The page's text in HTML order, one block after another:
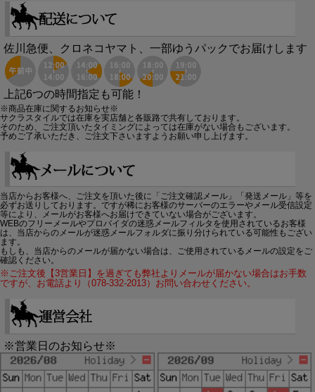
佐川急便、クロネコヤマト、一部ゆうパックでお届けします
上記6つの時間指定も可能！
※商品在庫に関するお知らせ※
サクラスタイルでは在庫を実店舗と各販路で共有しております。
そのため、ご注文頂いたタイミングによっては在庫がない場合もございます。
予めご了承いただき、ご注文下さいますようお願い申し上げます。
当店からお客様へ、ご注文を頂いた後に「ご注文確認メール」「発送メール」等を
必ずお送りしております。ですが稀にお客様のサーバーのエラーやメール受信設定
等により、メールがお客様へお届けできていない場合がございます。
WEBのフリーメールやプロバイダの迷惑メールフィルタを使用されているお客様
は、当店からのメールが迷惑メールフォルダに振り分けられている可能性もござい
ます。
もしも、当店からのメールが届かない場合は、ご使用されているメールの設定をご
確認ください。
※ご注文後【3営業日】を過ぎても弊社よりメールが届かない場合はお手数
ですが、お電話より（078-332-2013）お問い合わせください。
※営業日のお知らせ※